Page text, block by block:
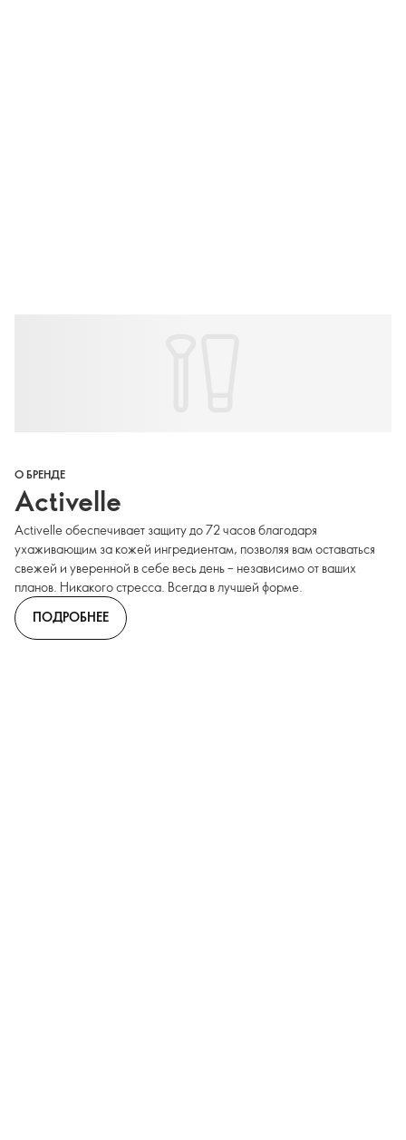
О БРЕНДЕ
Activelle
Activelle обеспечивает защиту до 72 часов благодаря
ухаживающим за кожей ингредиентам, позволяя вам оставаться
свежей и уверенной в себе весь день – независимо от ваших
планов. Никакого стресса. Всегда в лучшей форме.
ПОДРОБНЕЕ